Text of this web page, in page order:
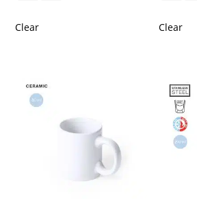
Clear Clear